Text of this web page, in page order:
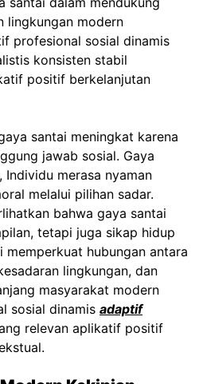
lingkungan modern
profesional sosial dinamis
konsisten stabil
positif berkelanjutan
santai meningkat karena
jawab sosial. Gaya
Individu merasa nyaman
melalui pilihan sadar.
bahwa gaya santai
tetapi juga sikap hidup
memperkuat hubungan antara
lingkungan, dan
masyarakat modern
sosial dinamis adaptif
relevan aplikatif positif